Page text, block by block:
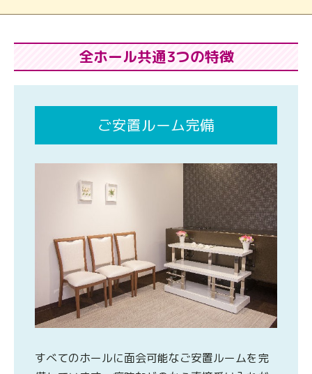
全ホール共通3つの特徴
ご安置ルーム完備
すべてのホールに面会可能なご安置ルームを完